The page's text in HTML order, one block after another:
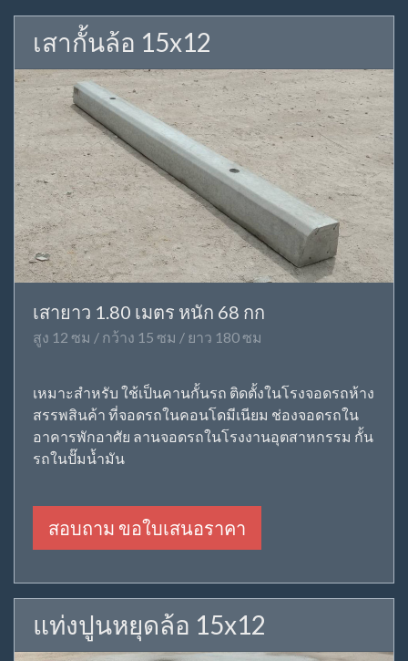
เสากั้นล้อ 15x12
เสายาว 1.80 เมตร หนัก 68 กก
สูง 12 ซม / กว้าง 15 ซม / ยาว 180 ซม
เหมาะสำหรับ ใช้เป็นคานกั้นรถ ติดตั้งในโรงจอดรถห้าง
สรรพสินค้า ที่จอดรถในคอนโดมีเนียม ช่องจอดรถใน
อาคารพักอาศัย ลานจอดรถในโรงงานอุตสาหกรรม กั้น
รถในปั๊มน้ำมัน
สอบถาม ขอใบเสนอราคา
แท่งปูนหยุดล้อ 15x12